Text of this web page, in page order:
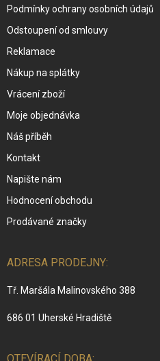
Podmínky ochrany osobních údajů
Odstoupení od smlouvy
Reklamace
Nákup na splátky
Vrácení zboží
Moje objednávka
Náš příběh
Kontakt
Napište nám
Hodnocení obchodu
Prodávané značky
ADRESA PRODEJNY:
Tř. Maršála Malinovského 388
686 01 Uherské Hradiště